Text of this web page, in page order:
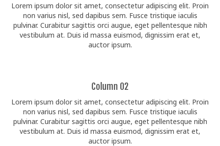
Lorem ipsum dolor sit amet, consectetur adipiscing elit. Proin
non varius nisl, sed dapibus sem. Fusce tristique iaculis
pulvinar. Curabitur sagittis orci augue, eget pellentesque nibh
vestibulum at. Duis id massa euismod, dignissim erat et,
auctor ipsum.
Column 02
Lorem ipsum dolor sit amet, consectetur adipiscing elit. Proin
non varius nisl, sed dapibus sem. Fusce tristique iaculis
pulvinar. Curabitur sagittis orci augue, eget pellentesque nibh
vestibulum at. Duis id massa euismod, dignissim erat et,
auctor ipsum.